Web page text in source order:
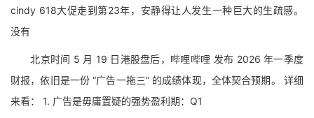
cindy 618大促走到第23年，安静得让人发生一种巨大的生疏感。
没有
北京时间 5 月 19 日港股盘后，哔哩哔哩 发布 2026 年一季度
财报，依旧是一份 “广告一拖三” 的成绩体现，全体契合预期。 详细
来看： 1. 广告是毋庸置疑的强势盈利期：Q1